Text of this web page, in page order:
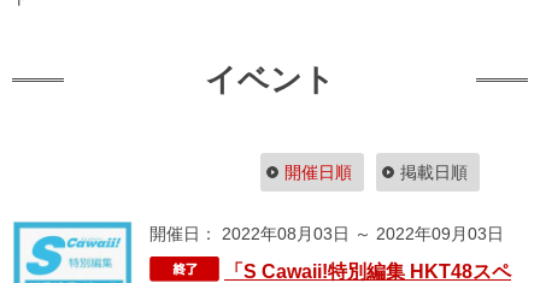
イベント
掲載日順
開催日順
開催日： 2022年08月03日 ～ 2022年09月03日
「S Cawaii!特別編集 HKT48スペ